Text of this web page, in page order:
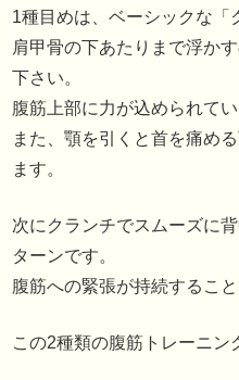
1種目めは、ベーシックな「
肩甲骨の下あたりまで浮か
下さい。
腹筋上部に力が込められて
また、顎を引くと首を痛め
ます。
次にクランチでスムーズに
ターンです。
腹筋への緊張が持続するこ
この2種類の腹筋トレーニン